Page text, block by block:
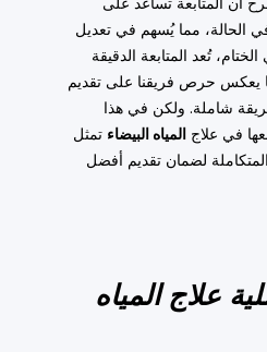
الحالة، مما يُسهم في تعديل
تُعد المتابعة الدقيقة
يعكس حرص فريقنا على تقديم
شاملة. ولكن في هذا
في علاج المياه البيضاء تمثل
لضمان تقديم أفضل
علاج المياه